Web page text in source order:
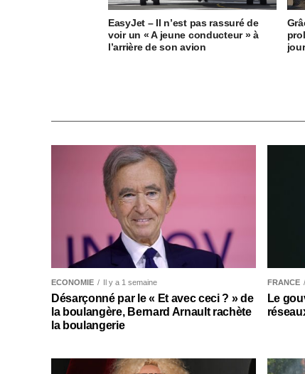
EasyJet – Il n’est pas rassuré de
voir un « A jeune conducteur » à
l’arrière de son avion
ECONOMIE Il y a 1 semaine
Désarçonné par le « Et avec ceci ? » de
la boulangère, Bernard Arnault rachète
la boulangerie
FRANCE
Le